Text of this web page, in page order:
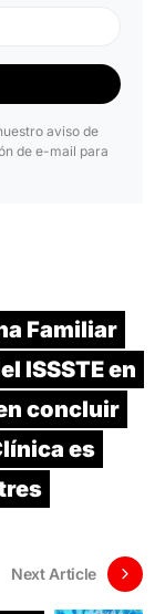
aviso de
de e-mail para
Familiar
ISSSTE en
concluir
es
Next Article